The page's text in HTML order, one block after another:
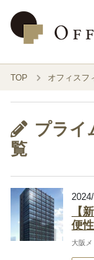
TOP オフィスフ
プライ
覧
【
便
大阪